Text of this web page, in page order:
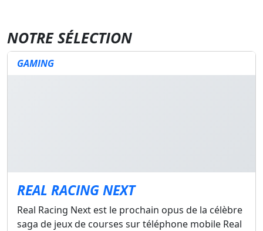
NOTRE SÉLECTION
GAMING
REAL RACING NEXT
Real Racing Next est le prochain opus de la célèbre
saga de jeux de courses sur téléphone mobile Real